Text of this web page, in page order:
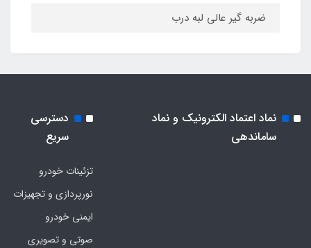
ضربه گیر عالی لبه درب
نماد اعتماد الکترونیک و نماد
ساماندهی
دسترسی
سریع
تزئینات خودرو
نورپردازی و تجهیزات
ایمنی خودرو
صوتی و تصویری